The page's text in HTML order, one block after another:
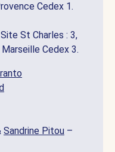
Cedex 1.
St Charles : 3,
Cedex 3.
Sandrine Pitou –